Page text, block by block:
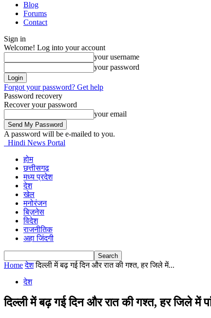
Blog
Forums
Contact
Sign in
Welcome! Log into your account
your username
your password
Forgot your password? Get help
Password recovery
Recover your password
your email
A password will be e-mailed to you.
Hindi News Portal
होम
छत्तीसगढ़
मध्य प्रदेश
देश
खेल
मनोरंजन
बिज़नेस
विदेश
राजनीतिक
अहा जिंदगी
Home देश दिल्ली में बढ़ गई दिन और रात की गश्त, हर जिले में...
देश
दिल्ली में बढ़ गई दिन और रात की गश्त, हर जिले